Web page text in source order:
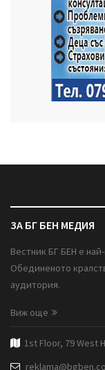
ЗА БГ БЕН МЕДИЯ
Вестник БГ БЕН е
Обединеното
аудитория.
Виж още
1st Floor, 79 West